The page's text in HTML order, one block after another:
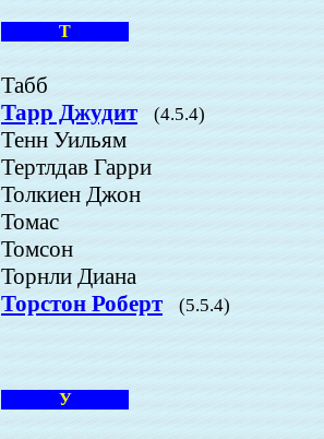
Т
Табб
Тарр Джудит
(4.5.4)
Тенн Уильям
Тертлдав Гарри
Толкиен Джон
Томас
Томсон
Торнли Диана
Торстон Роберт
(5.5.4)
У